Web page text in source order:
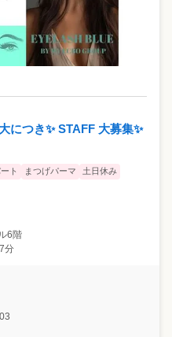
につき✨ STAFF 大募集✨
ト まつげパーマ
土日休み
6階
分